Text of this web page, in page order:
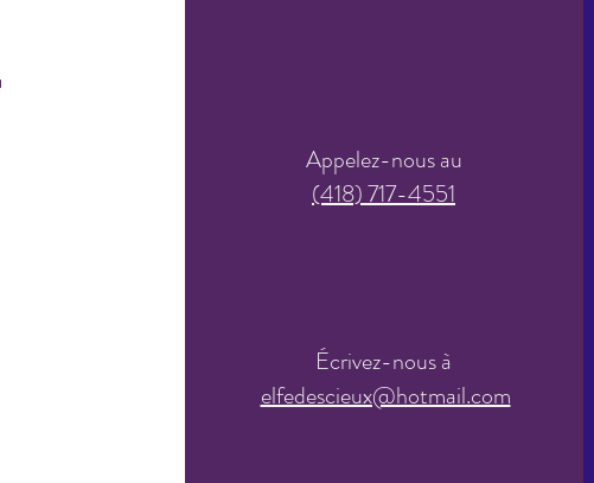
Appelez-nous au
(418) 717-4551
Écrivez-nous à
elfedescieux@hotmail.com